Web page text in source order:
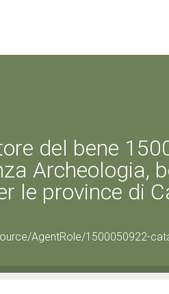
del bene
Archeologia,
le province di
AgentRole/1500050922-